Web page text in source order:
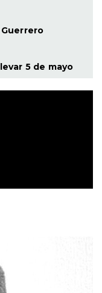
5 de mayo